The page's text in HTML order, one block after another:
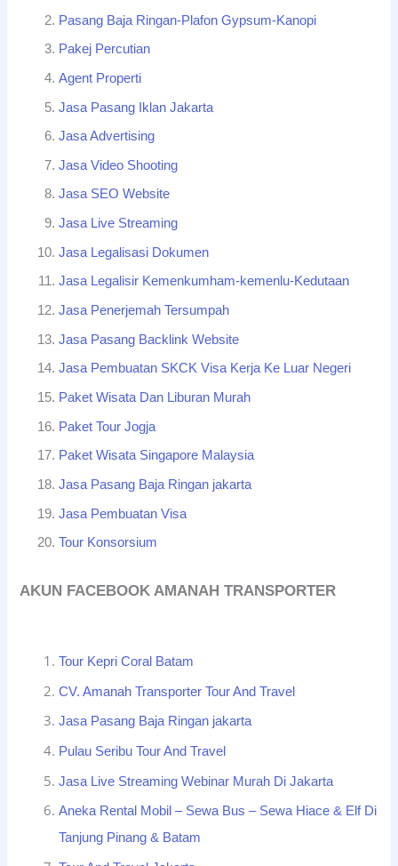
Pasang Baja Ringan-Plafon Gypsum-Kanopi
Pakej Percutian
Agent Properti
Jasa Pasang Iklan Jakarta
Jasa Advertising
Jasa Video Shooting
Jasa SEO Website
Jasa Live Streaming
Jasa Legalisasi Dokumen
Jasa Legalisir Kemenkumham-kemenlu-Kedutaan
Jasa Penerjemah Tersumpah
Jasa Pasang Backlink Website
Jasa Pembuatan SKCK Visa Kerja Ke Luar Negeri
Paket Wisata Dan Liburan Murah
Paket Tour Jogja
Paket Wisata Singapore Malaysia
Jasa Pasang Baja Ringan jakarta
Jasa Pembuatan Visa
Tour Konsorsium
AKUN FACEBOOK AMANAH TRANSPORTER
Tour Kepri Coral Batam
CV. Amanah Transporter Tour And Travel
Jasa Pasang Baja Ringan jakarta
Pulau Seribu Tour And Travel
Jasa Live Streaming Webinar Murah Di Jakarta
Aneka Rental Mobil – Sewa Bus – Sewa Hiace & Elf Di
Tanjung Pinang & Batam